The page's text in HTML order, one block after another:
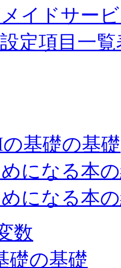
イドサー
定項目一覧
の基礎の基礎
になる本
になる本
数
礎の基礎